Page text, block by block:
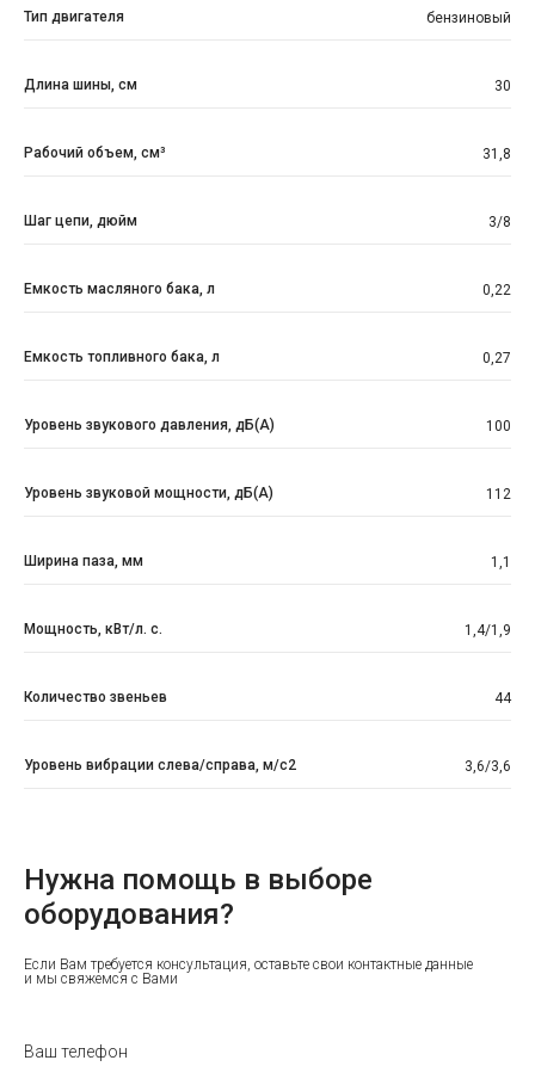
Тип двигателя бензиновый
Длина шины, см 30
Рабочий объем, см³ 31,8
Шаг цепи, дюйм 3/8
Емкость масляного бака, л 0,22
Емкость топливного бака, л 0,27
Уровень звукового давления, дБ(A) 100
Уровень звуковой мощности, дБ(A) 112
Ширина паза, мм 1,1
Мощность, кВт/л. с. 1,4/1,9
Количество звеньев 44
Уровень вибрации слева/справа, м/с2 3,6/3,6
Нужна помощь в выборе
оборудования?
Если Вам требуется консультация, оставьте свои контактные данные
и мы свяжемся с Вами
Ваш телефон